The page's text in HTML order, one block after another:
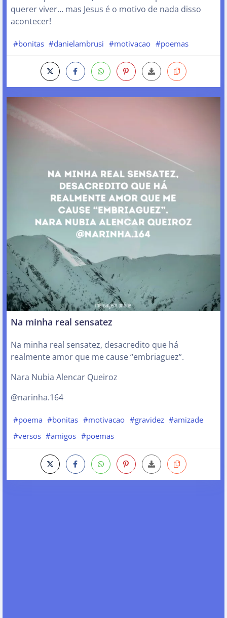
querer viver… mas Jesus é o motivo de nada disso
acontecer!
#bonitas #danielambrusi #motivacao #poemas
Na minha real sensatez
Na minha real sensatez, desacredito que há
realmente amor que me cause “embriaguez”.
Nara Nubia Alencar Queiroz
@narinha.164
#poema #bonitas #motivacao #gravidez #amizade
#versos #amigos #poemas